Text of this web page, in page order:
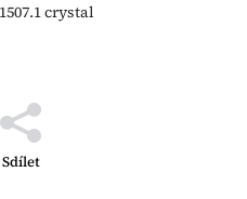
crystal
Sdílet